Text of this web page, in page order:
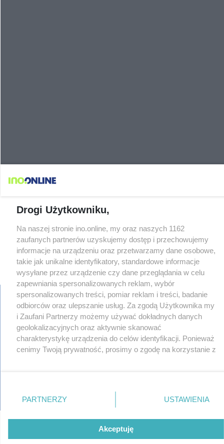
regulamin
reklama
redakcja
pliki cookies
oferty pracy
© copyright 2000-2026 Ino-online Media
Drogi Użytkowniku,
Na naszej stronie ino.online, my oraz naszych 1162
zaufanych partnerów uzyskujemy dostęp i przechowujemy
informacje na urządzeniu oraz przetwarzamy dane osobowe,
takie jak unikalne identyfikatory, standardowe informacje
wysyłane przez urządzenie czy dane przeglądania w celu
zapewniania spersonalizowanych reklam, wybór
spersonalizowanych treści, pomiar reklam i treści, badanie
odbiorców oraz ulepszanie usług. Za zgodą Użytkownika my
i Zaufani Partnerzy możemy używać dokładnych danych
geolokalizacyjnych oraz aktywnie skanować
charakterystykę urządzenia do celów identyfikacji. Ponieważ
cenimy Twoją prywatność, prosimy o zgodę na korzystanie z
. Niektóre rodzaje przetwarzania
danych nie wymagają zgody użytkownika, ale masz prawo
miały zastosowania tylko na tej witrynie.
PARTNERZY USTAWIENIA
Akceptuję